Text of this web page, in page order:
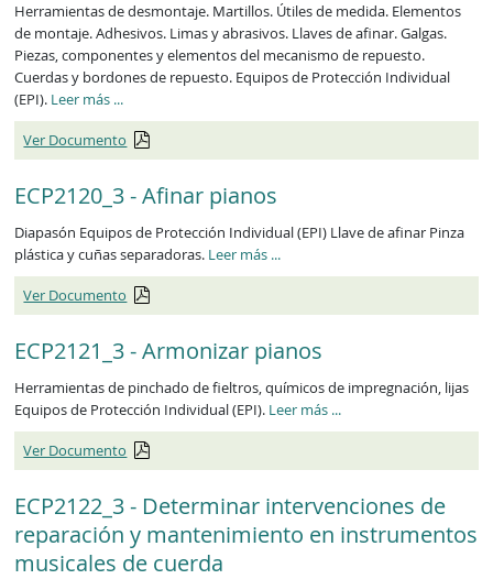
Herramientas de desmontaje. Martillos. Útiles de medida. Elementos
de montaje. Adhesivos. Limas y abrasivos. Llaves de afinar. Galgas.
Piezas, componentes y elementos del mecanismo de repuesto.
Cuerdas y bordones de repuesto. Equipos de Protección Individual
(EPI). Leer más ECP2119_3
...
Ver Documento
ECP2120_3 - Afinar pianos
Diapasón Equipos de Protección Individual (EPI) Llave de afinar Pinza
plástica y cuñas separadoras. Leer más ECP2120_3
...
Ver Documento
ECP2121_3 - Armonizar pianos
Herramientas de pinchado de fieltros, químicos de impregnación, lijas
Equipos de Protección Individual (EPI). Leer más ECP2121_3
...
Ver Documento
ECP2122_3 - Determinar intervenciones de
reparación y mantenimiento en instrumentos
musicales de cuerda